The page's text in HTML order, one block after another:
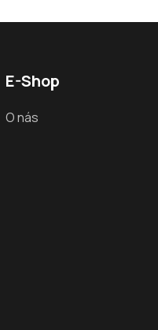
E-Shop
O nás